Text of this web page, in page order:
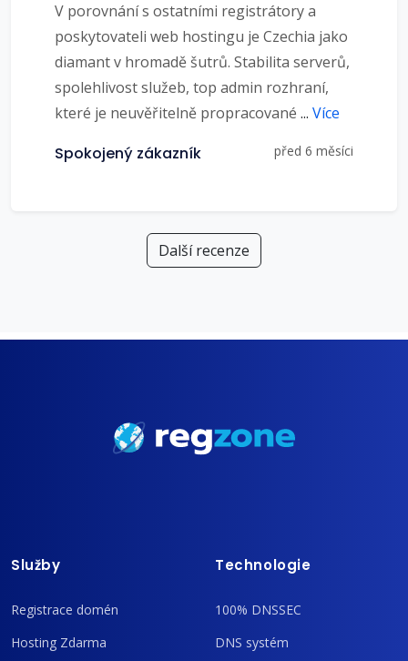
V porovnání s ostatními registrátory a
poskytovateli web hostingu je Czechia jako
diamant v hromadě šutrů. Stabilita serverů,
spolehlivost služeb, top admin rozhraní,
které je neuvěřitelně propracované ... Více
Spokojený zákazník před 6 měsíci
Další recenze
Služby
Registrace domén
Hosting Zdarma
Technologie
100% DNSSEC
DNS systém